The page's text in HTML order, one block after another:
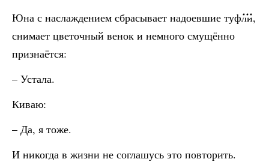
Юна с наслаждением сбрасывает надоевшие туфли,
снимает цветочный венок и немного смущённо
признаётся:
– Устала.
Киваю:
– Да, я тоже.
И никогда в жизни не соглашусь это повторить.